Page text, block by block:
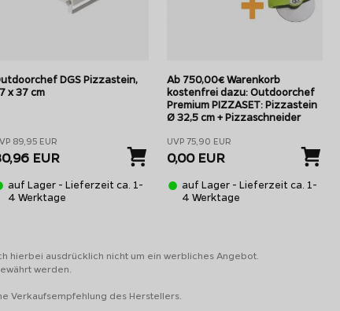
DGS Pizzastein,
x 37 cm
89,95 EUR
EUR
auf Lager - Lieferzeit ca. 1-
4 Werktage
Ab 750,00€ Warenkorb
kostenfrei dazu: Outdoorchef
Premium PIZZASET: Pizzastein
Ø 32,5 cm + Pizzaschneider
UVP 75,90 EUR
0,00 EUR
auf Lager - Lieferzeit ca. 1-
4 Werktage
hierbei ausdrücklich nicht um ein werbliches Angebot.
werden.
Verkaufsempfehlung des Herstellers.